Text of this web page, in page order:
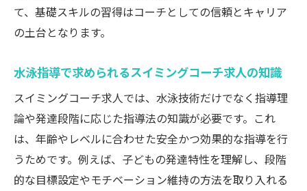
て、基礎スキルの習得はコーチとしての信頼とキャリア
の土台となります。
水泳指導で求められるスイミングコーチ求人の知識
スイミングコーチ求人では、水泳技術だけでなく指導理
論や発達段階に応じた指導法の知識が必要です。これ
は、年齢やレベルに合わせた安全かつ効果的な指導を行
うためです。例えば、子どもの発達特性を理解し、段階
的な目標設定やモチベーション維持の方法を取り入れる